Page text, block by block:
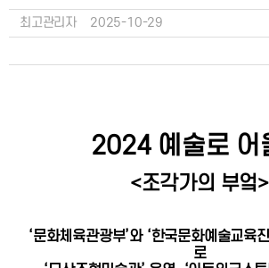
최고관리자 2025-10-29
2024 예술로 어
<조각가의 부엌>
‘문화체육관광부’와 ‘한국문화예술교육
로